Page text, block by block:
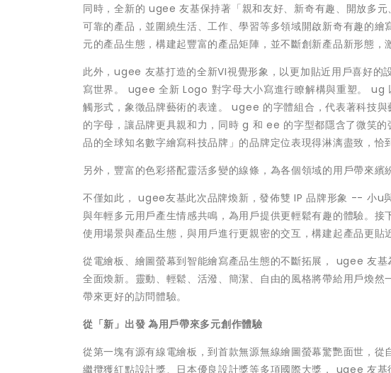
同時，全新的 ugee 友基保持著「親和友好、新奇有趣、開放多
可靠的產品，並圍繞生活、工作、學習等多領域開啟新奇有趣的
元的產品生態，構建起豐富的產品矩陣，並不斷創新產品新形態，
此外，ugee 友基打造的全新VI視覺形象，以更加貼近用戶喜好的
寫世界。 ugee 全新 Logo 對字母大小寫進行瞭解構與重塑。
觸形式，象徵品牌藝術的表達。 ugee 的字體組合，代表著科技
的字母，讓品牌更具親和力，同時 g 和 ee 的字型都隱含了微笑
品的全球知名數字繪寫科技品牌」的品牌定位表現得淋漓盡致，恰
另外，豐富的色彩搭配靈活多變的線條，為各個領域的用戶帶來繽
不僅如此， ugee友基此次品牌煥新，發佈雙 IP 品牌形象 -- 小u
與年輕多元用戶產生情感共鳴，為用戶提供更輕鬆有趣的體驗。
使用場景與產品生態，與用戶進行更親密的交互，構建起產品更
從電繪板、繪圖螢幕到智能繪寫產品生態的不斷拓展， ugee 友
全面煥新。靈動、輕鬆、活潑、簡潔、自由的風格將帶給用戶煥
帶來更好的訪問體驗。
從「新」出發 為用戶帶來多元創作體驗
從第一塊有源有線電繪板，到首款無源無線繪圖螢幕驚艷面世，
繼攬獲紅點設計獎、日本優良設計獎等多項國際大獎， ugee 友